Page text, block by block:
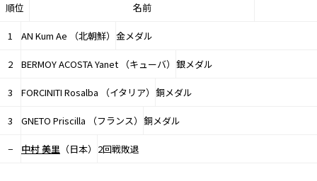
順位
名前
1 AN Kum Ae （北朝鮮） 金メダル
2 BERMOY ACOSTA Yanet （キューバ） 銀メダル
3 FORCINITI Rosalba （イタリア） 銅メダル
3 GNETO Priscilla （フランス） 銅メダル
− 中村 美里 （日本） 2回戦敗退